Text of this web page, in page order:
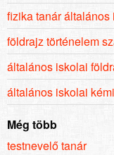
fizika tanár általános
földrajz történelem
általános iskolai
általános iskolai
Még több
testnevelő tanár